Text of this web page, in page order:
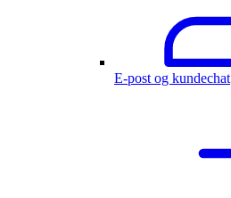
E-post og kundechat